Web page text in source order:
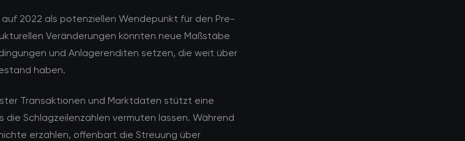
2022 als potenziellen Wendepunkt für den Pre-
Veränderungen könnten neue Maßstäbe
und Anlagerenditen setzen, die weit über
haben.
Transaktionen und Marktdaten stützt eine
die Schlagzeilenzahlen vermuten lassen. Während
erzählen, offenbart die Streuung über